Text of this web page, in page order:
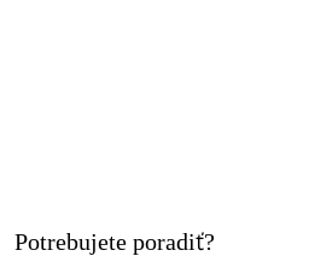
Potrebujete poradiť?